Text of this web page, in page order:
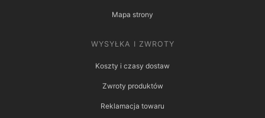
Mapa strony
WYSYŁKA I ZWROTY
Koszty i czasy dostaw
Zwroty produktów
Reklamacja towaru